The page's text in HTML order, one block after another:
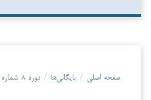
صفحه اصلی / بایگانی‌ها / دوره ۸ شماره ۱ (۱۴۰۵): بهار ۱۴۰۵